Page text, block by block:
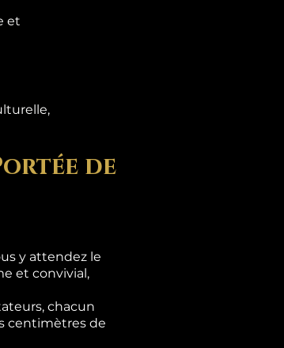
et
de
y attendez le
et convivial,
chacun
centimètres de